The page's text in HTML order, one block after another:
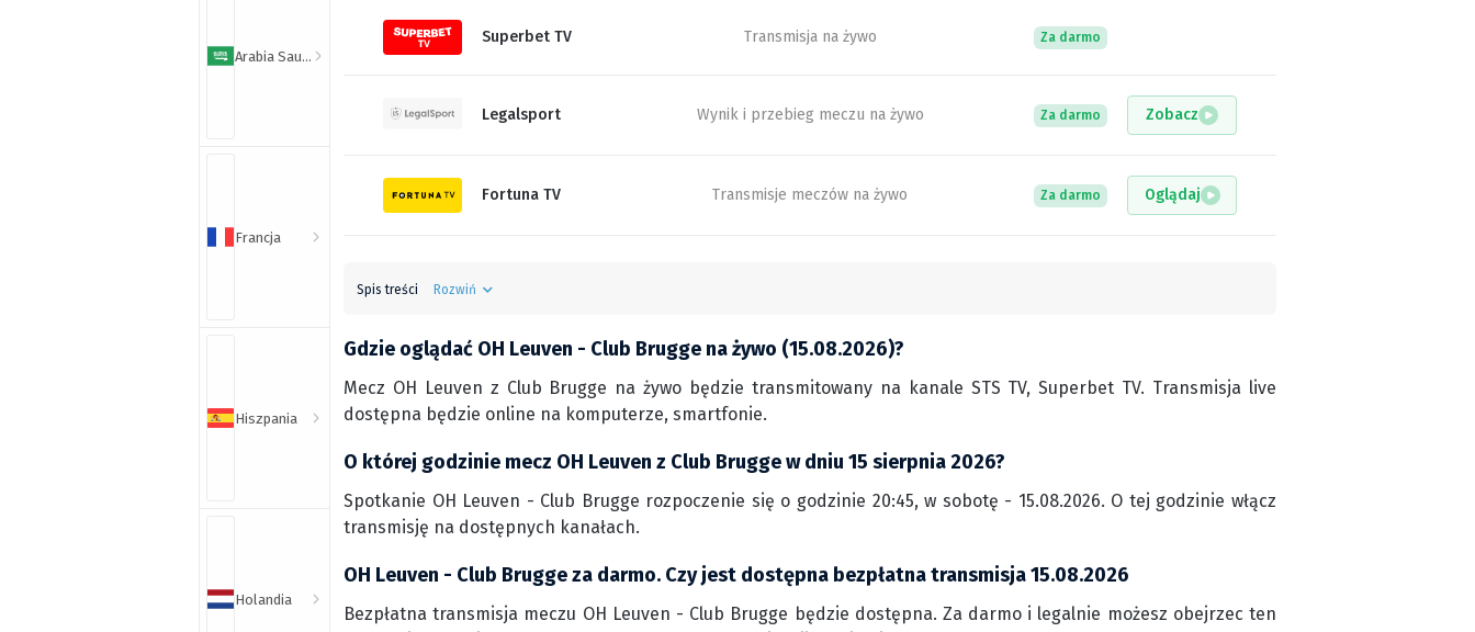
Arabia Saudyjska
Francja
Hiszpania
Holandia
Superbet TV Transmisja na żywo Za darmo
Legalsport Wynik i przebieg meczu na żywo Za darmo Zobacz
Fortuna TV Transmisje meczów na żywo Za darmo Oglądaj
Spis treści Rozwiń
Gdzie oglądać OH Leuven - Club Brugge na żywo (15.08.2026)?
Mecz OH Leuven z Club Brugge na żywo będzie transmitowany na kanale STS TV, Superbet TV. Transmisja live
dostępna będzie online na komputerze, smartfonie.
O której godzinie mecz OH Leuven z Club Brugge w dniu 15 sierpnia 2026?
Spotkanie OH Leuven - Club Brugge rozpoczenie się o godzinie 20:45, w sobotę - 15.08.2026. O tej godzinie włącz
transmisję na dostępnych kanałach.
OH Leuven - Club Brugge za darmo. Czy jest dostępna bezpłatna transmisja 15.08.2026
Bezpłatna transmisja meczu OH Leuven - Club Brugge będzie dostępna. Za darmo i legalnie możesz obejrzec ten